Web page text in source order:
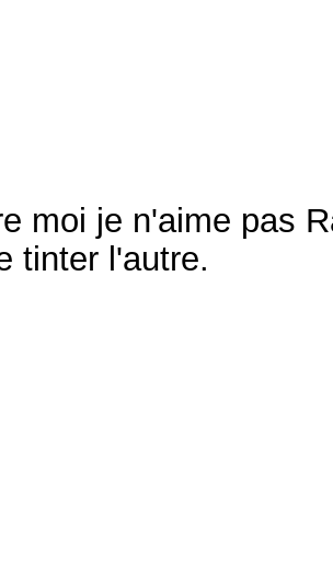
moi je n'aime pas
tinter l'autre.